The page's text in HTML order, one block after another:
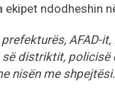
ndodheshin
prefekturës, AFAD-
distriktit, policisë
nisën me